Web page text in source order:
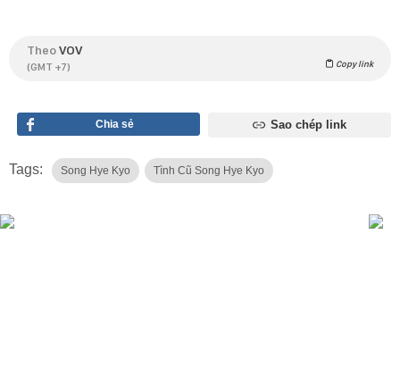
TheoVOV
(GMT +7) Copy link
Chia sẻ Sao chép link
Tags: Song Hye Kyo Tình Cũ Song Hye Kyo